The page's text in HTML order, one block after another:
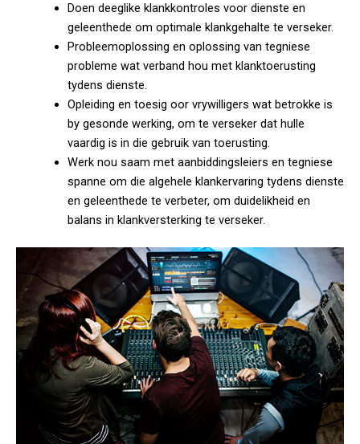
Doen deeglike klankkontroles voor dienste en
geleenthede om optimale klankgehalte te verseker.
Probleemoplossing en oplossing van tegniese
probleme wat verband hou met klanktoerusting
tydens dienste.
Opleiding en toesig oor vrywilligers wat betrokke is
by gesonde werking, om te verseker dat hulle
vaardig is in die gebruik van toerusting.
Werk nou saam met aanbiddingsleiers en tegniese
spanne om die algehele klankervaring tydens dienste
en geleenthede te verbeter, om duidelikheid en
balans in klankversterking te verseker.